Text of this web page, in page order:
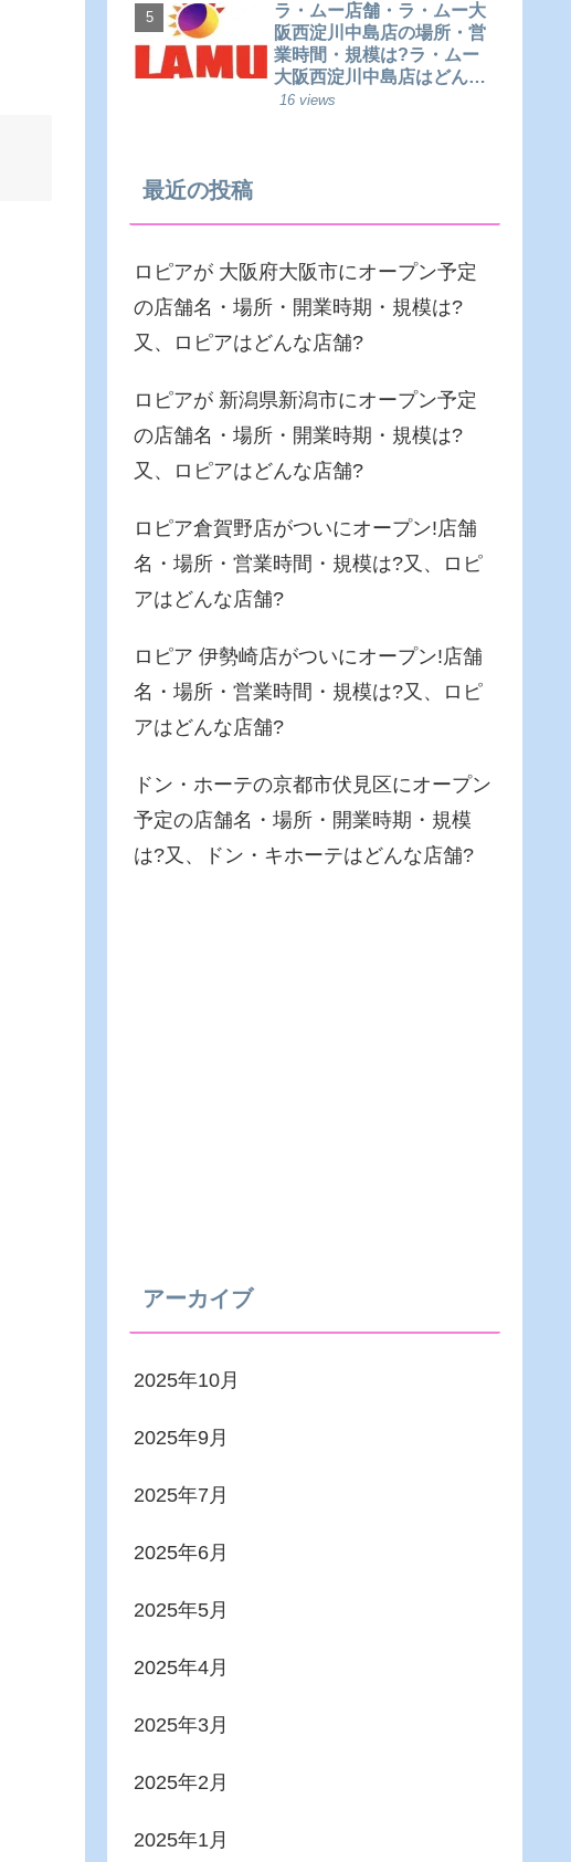
ラ・ムー店舗・ラ・ムー大
阪西淀川中島店の場所・営
業時間・規模は?ラ・ムー
大阪西淀川中島店はどんな
店舗?
16 views
最近の投稿
ロピアが 大阪府大阪市にオープン予定
の店舗名・場所・開業時期・規模は?
又、ロピアはどんな店舗?
ロピアが 新潟県新潟市にオープン予定
の店舗名・場所・開業時期・規模は?
又、ロピアはどんな店舗?
ロピア倉賀野店がついにオープン!店舗
名・場所・営業時間・規模は?又、ロピ
アはどんな店舗?
ロピア 伊勢崎店がついにオープン!店舗
名・場所・営業時間・規模は?又、ロピ
アはどんな店舗?
ドン・ホーテの京都市伏見区にオープン
予定の店舗名・場所・開業時期・規模
は?又、ドン・キホーテはどんな店舗?
アーカイブ
2025年10月
2025年9月
2025年7月
2025年6月
2025年5月
2025年4月
2025年3月
2025年2月
2025年1月